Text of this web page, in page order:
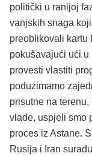
politički u ranijoj
vanjskih snaga
preoblikovali kartu
pokušavajući ući
provesti vlastiti
poduzimamo
prisutne na
vlade, uspjeli smo
proces iz Astane.
Rusija i Iran